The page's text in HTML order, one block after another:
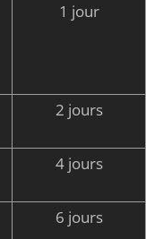
1 jour
2 jours
4 jours
6 jours